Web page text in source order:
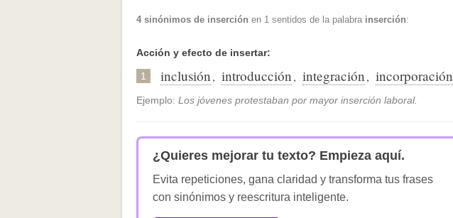
4 sinónimos de inserción en 1 sentidos de la palabra inserción:
Acción y efecto de insertar:
1 inclusión, introducción, integración, incorporación
Ejemplo: Los jóvenes protestaban por mayor inserción laboral.
¿Quieres mejorar tu texto? Empieza aquí.
Evita repeticiones, gana claridad y transforma tus frases
con sinónimos y reescritura inteligente.